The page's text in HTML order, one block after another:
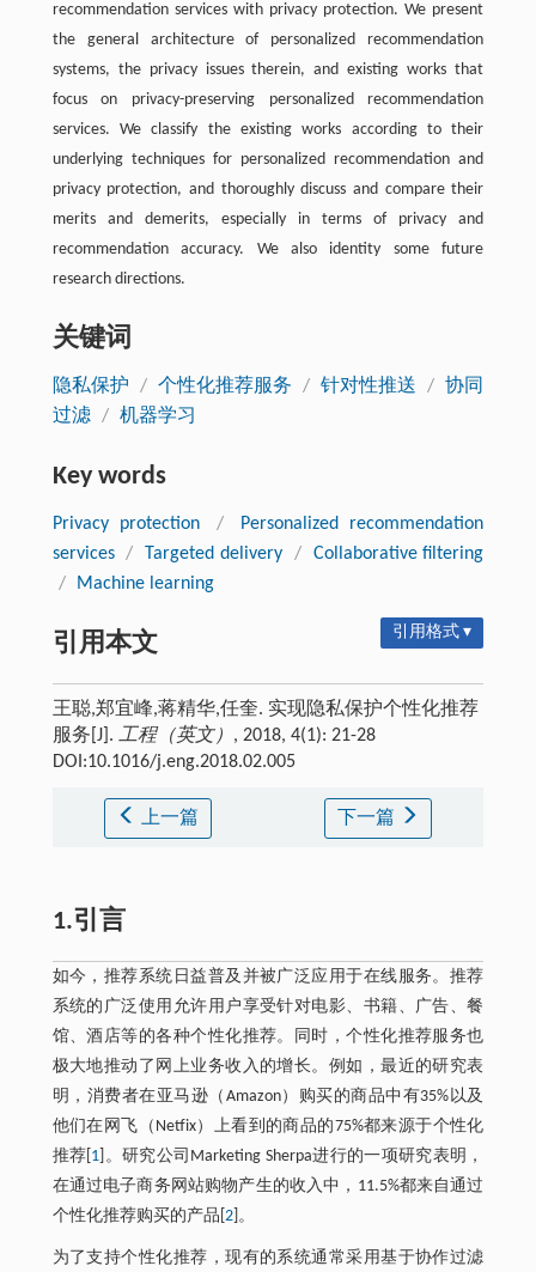
recommendation services with privacy protection. We present
the general architecture of personalized recommendation
systems, the privacy issues therein, and existing works that
focus on privacy-preserving personalized recommendation
services. We classify the existing works according to their
underlying techniques for personalized recommendation and
privacy protection, and thoroughly discuss and compare their
merits and demerits, especially in terms of privacy and
recommendation accuracy. We also identity some future
research directions.
关键词
隐私保护 / 个性化推荐服务 / 针对性推送 / 协同
过滤 / 机器学习
Key words
Privacy protection /
Personalized recommendation
services
/ Targeted delivery /
Collaborative filtering
/
Machine learning
引用本文 引用格式 ▾
王聪,郑宜峰,蒋精华,任奎. 实现隐私保护个性化推荐
服务[J]. 工程（英文） , 2018, 4(1): 21-28
DOI:10.1016/j.eng.2018.02.005
上一篇 下一篇
1.引言
如今，推荐系统日益普及并被广泛应用于在线服务。推荐
系统的广泛使用允许用户享受针对电影、书籍、广告、餐
馆、酒店等的各种个性化推荐。同时，个性化推荐服务也
极大地推动了网上业务收入的增长。例如，最近的研究表
明，消费者在亚马逊（Amazon）购买的商品中有35%以及
他们在网飞（Netfix）上看到的商品的75%都来源于个性化
推荐[ 1 ]。研究公司Marketing Sherpa进行的一项研究表明，
在通过电子商务网站购物产生的收入中，11.5%都来自通过
个性化推荐购买的产品[ 2]。
为了支持个性化推荐，现有的系统通常采用基于协作过滤